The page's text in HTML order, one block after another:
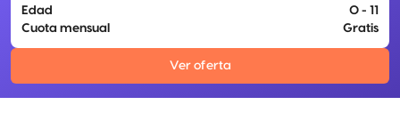
Edad
0 - 11
Cuota mensual
Gratis
Ver oferta